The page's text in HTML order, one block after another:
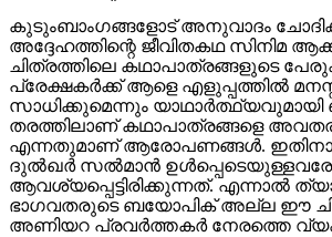
കുടുംബാംഗങ്ങളോട് അനുവാദം
അദ്ദേഹത്തിന്റെ ജീവിതകഥ സിനിമ
ചിത്രത്തിലെ കഥാപാത്രങ്ങളുടെ
പ്രേക്ഷകര്‍ക്ക് ആളെ എളുപ്പത്തില്‍
സാധിക്കുമെന്നും യാഥാര്‍ത്ഥ്യവുമായി
തരത്തിലാണ് കഥാപാത്രങ്ങളെ
എന്നതുമാണ് ആരോപണങ്ങള്‍.
ദുല്‍ഖര്‍ സല്‍മാന്‍
ആവശ്യപ്പെട്ടിരിക്കുന്നത്. എന്നാല്‍
ഭാഗവതരുടെ ബയോപിക് അല്ല ഈ
അണിയറ പ്രവര്‍ത്തകര്‍ നേരത്തെ